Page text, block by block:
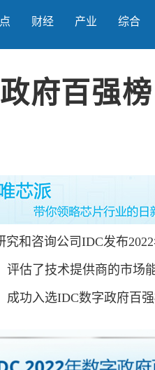
财经 产业 综合
府百强
咨询公司IDC发布2022
评估了技术提供商的市场
功入选IDC数字政府百强